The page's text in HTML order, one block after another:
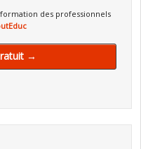
des professionnels
→